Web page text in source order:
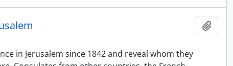
in Jerusalem since 1842 and reveal whom they